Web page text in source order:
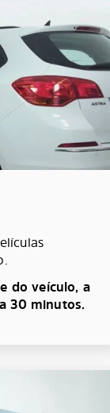
do veículo, a
30 minutos.